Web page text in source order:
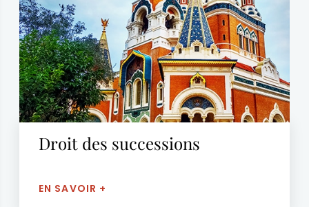
Droit des successions
EN SAVOIR +